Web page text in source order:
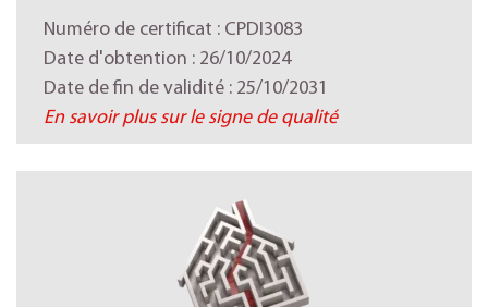
Numéro de certificat : CPDI3083
Date d'obtention : 26/10/2024
Date de fin de validité : 25/10/2031
En savoir plus sur le signe de qualité